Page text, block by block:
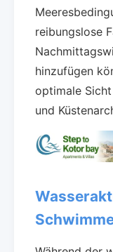
reibungslose
hinzufügen
optimale
und